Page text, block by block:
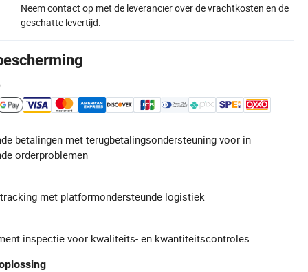
Neem contact op met de leverancier over de vrachtkosten en de
geschatte levertijd.
betalingen met terugbetalingsondersteuning voor in
orderproblemen
met platformondersteunde logistiek
inspectie voor kwaliteits- en kwantiteitscontroles